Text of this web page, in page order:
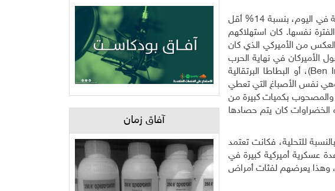
لننظر إلى العادات الغذائية لهؤلاء المعمرين. سُجل في عام 1950 أن سكان أوكيناوا يستهلكون 1785 سعرة حرارية في اليوم، بنسبة 14% أقل
الأميركية في الفترة نفسها. كان استهلاكهم
من الأميركي الذي كان
الأميركان في نهاية الحرب
Ben)، أو البطاطا البرتقالية
وهي نفس الأصباغ التي تعطي
والمصحوب بكميات كبيرة من
الخضراوات كان يتم حصادها
أن استهلاكهم له كان بمقدار 1-2 وجبة أسبوعياً. أما بالنسبة للتحلية، فكانت تعتمد
عسكرية أميركية كبيرة في
وهذا يعرضهم لفئات أمراض
آفاق زمان